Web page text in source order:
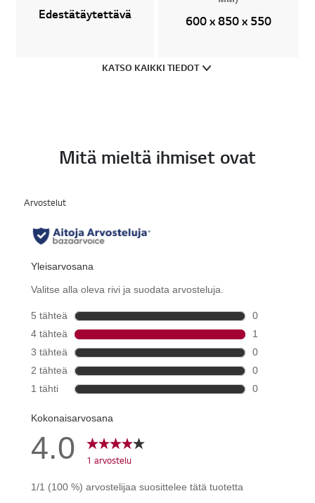
Edestätäytettävä 600 x 850 x 550
KATSO KAIKKI TIEDOT
Mitä mieltä ihmiset ovat